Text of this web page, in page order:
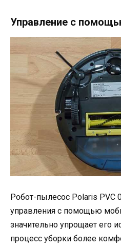
Управление с
Робот-пылесос Polaris PVC
управления с помощью
значительно упрощает его
процесс уборки более